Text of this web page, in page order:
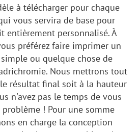
à télécharger pour chaque
vous servira de base pour
entièrement personnalisé. À
préférez faire imprimer un
ou quelque chose de
Nous mettrons tout
résultat final soit à la hauteur
n'avez pas le temps de vous
problème ! Pour une somme
en charge la conception